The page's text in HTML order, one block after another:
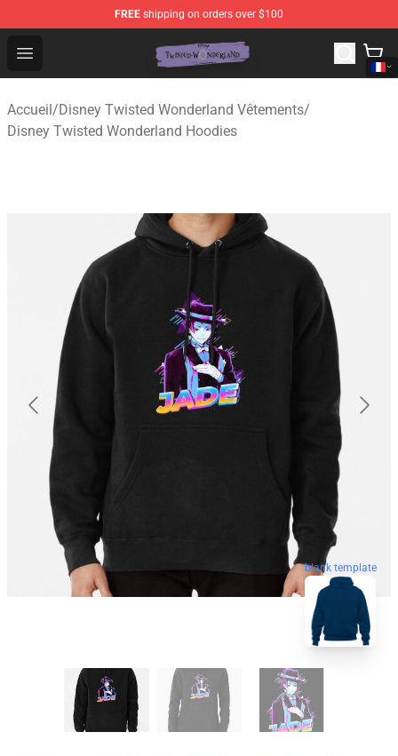
FREE shipping on orders over $100
Open menu
Twisted Wonderland Store - Official Twisted
Accueil/Disney Twisted Wonderland Vêtements/
Disney Twisted Wonderland Hoodies
blank template